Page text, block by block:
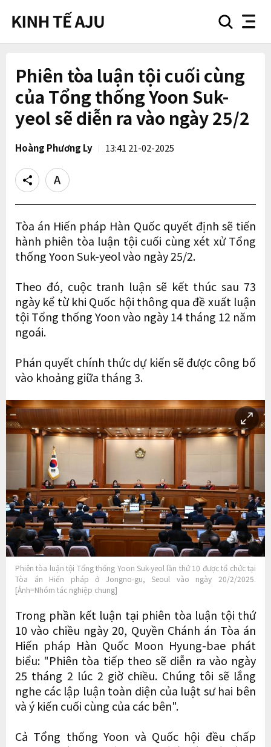
searchnav
Phiên tòa luận tội cuối cùng
của Tổng thống Yoon Suk-
yeol sẽ diễn ra vào ngày 25/2
Hoàng Phương Ly 13:41 21-02-2025
Share
Text
size
Tòa án Hiến pháp Hàn Quốc quyết định sẽ tiến
hành phiên tòa luận tội cuối cùng xét xử Tổng
thống Yoon Suk-yeol vào ngày 25/2.
Theo đó, cuộc tranh luận sẽ kết thúc sau 73
ngày kể từ khi Quốc hội thông qua đề xuất luận
tội Tổng thống Yoon vào ngày 14 tháng 12 năm
ngoái.
Phán quyết chính thức dự kiến ​​sẽ được công bố
vào khoảng giữa tháng 3.
Phiên tòa luận tội Tổng thống Yoon Suk-yeol lần thứ 10 được tổ chức tại
Tòa án Hiến pháp ở Jongno-gu, Seoul vào ngày 20/2/2025.
[Ảnh=Nhóm tác nghiệp chung]
Trong phần kết luận tại phiên tòa luận tội thứ
10 vào chiều ngày 20, Quyền Chánh án Tòa án
Hiến pháp Hàn Quốc Moon Hyung-bae phát
biểu: "Phiên tòa tiếp theo sẽ diễn ra vào ngày
25 tháng 2 lúc 2 giờ chiều. Chúng tôi sẽ lắng
nghe các lập luận toàn diện của luật sư hai bên
và ý kiến ​​cuối cùng của các bên".
Cả Tổng thống Yoon và Quốc hội đều chấp